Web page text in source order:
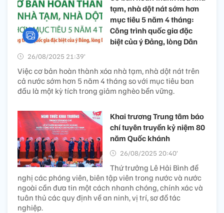
tạm, nhà dột nát sớm hơn
mục tiêu 5 năm 4 tháng:
Công trình quốc gia đặc
biệt của ý Đảng, lòng Dân
26/08/2025 21:39’
Việc cơ bản hoàn thành xóa nhà tạm, nhà dột nát trên
cả nước sớm hơn 5 năm 4 tháng so với mục tiêu ban
đầu là một kỳ tích trong giảm nghèo bền vững.
Khai trương Trung tâm báo
chí tuyên truyền kỷ niệm 80
năm Quốc khánh
26/08/2025 20:40’
Thứ trưởng Lê Hải Bình đề
nghị các phóng viên, biên tập viên trong nước và nước
ngoài cần đưa tin một cách nhanh chóng, chính xác và
tuân thủ các quy định về an ninh, vị trí, sơ đồ tác
nghiệp.